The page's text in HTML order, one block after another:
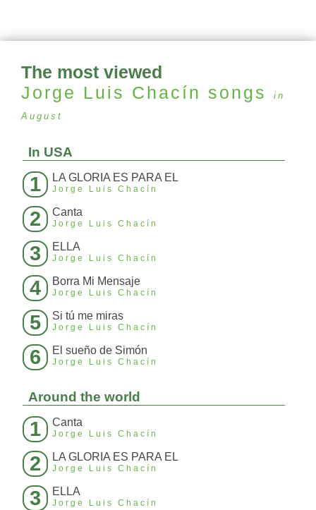
The most viewed
Jorge Luis Chacín songs
in
August
In USA
1 LA GLORIA ES PARA EL
Jorge Luis Chacín
2 Canta
Jorge Luis Chacín
3 ELLA
Jorge Luis Chacín
4 Borra Mi Mensaje
Jorge Luis Chacín
5 Si tú me miras
Jorge Luis Chacín
6 El sueño de Simón
Jorge Luis Chacín
Around the world
1 Canta
Jorge Luis Chacín
2 LA GLORIA ES PARA EL
Jorge Luis Chacín
3 ELLA
Jorge Luis Chacín